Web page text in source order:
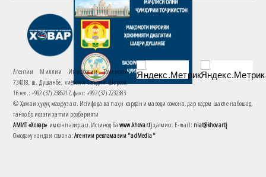
Агентии Миллии Иттилоотии Тоҷикистон
734018. ш. Душанбе, хиёбони Саъдии Шерозӣ,
16 тел.: +992 (37) 2385217, факс: +992 (37) 2232383
© Ҳамаи ҳуқуқ маҳфуз аст. Истифода ва паҳн кардани маводи сомона, дар кадом шакле набошад,
танҳо бо иҷозати хаттии роҳбарияти
АМИТ «Ховар» имконпазир аст. Истинод баwww.khovar.tjҳатмист. E-mail: niat@khovar.tj
Омодакунандаи сомона:Агентии рекламавии "adMedia"